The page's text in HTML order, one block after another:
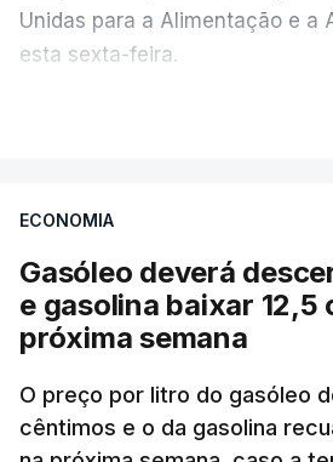
Unidas para a Alimentação e a
esta sexta-feira.
com ondas de calor no
Ucrânia e no Médio Oriente
custos das colheitas.
O índice, que acompanha as
de um cabaz de produtos
comercializados
ECONOMIA
Gasóleo deverá
e gasolina baixar 12,5
próxima semana
O preço por litro do gasóleo
cêntimos e o da gasolina